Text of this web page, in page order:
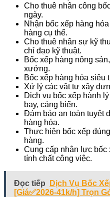
Cho thuê nhân công
ngày.
Nhận bốc xếp hàng
hàng cụ thể.
Cho thuê nhân sự kỹ
chỉ đạo kỹ thuật.
Bốc xếp hàng nông
xưởng.
Bốc xếp hàng hóa siêu
Xử lý các vật tư xây
Dịch vụ bốc xếp hành
bay, cảng biển.
Đảm bảo an toàn tuyệt
hàng hóa.
Thực hiện bốc xếp
hàng.
Cung cấp nhân lực
tính chất công việc.
Đọc tiếp
Dịch Vụ Bốc
[Giá✅2026-41k/h] Trọn